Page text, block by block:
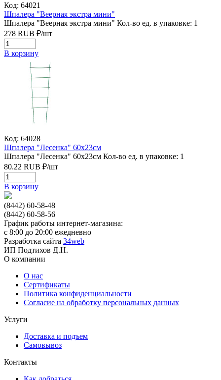
Код: 64021
Шпалера "Веерная экстра мини"
Шпалера "Веерная экстра мини" Кол-во ед. в упаковке: 1
278 RUB ₽/шт
В корзину
Код: 64028
Шпалера "Лесенка" 60х23см
Шпалера "Лесенка" 60х23см Кол-во ед. в упаковке: 1
80.22 RUB ₽/шт
В корзину
(8442) 60-58-48
(8442) 60-58-56
График работы интернет-магазина:
с 8:00 до 20:00 ежедневно
Разработка сайта 34web
ИП Подтихов Д.Н.
О компании
О нас
Сертификаты
Политика конфиденциальности
Согласие на обработку персональных данных
Услуги
Доставка и подъем
Самовывоз
Контакты